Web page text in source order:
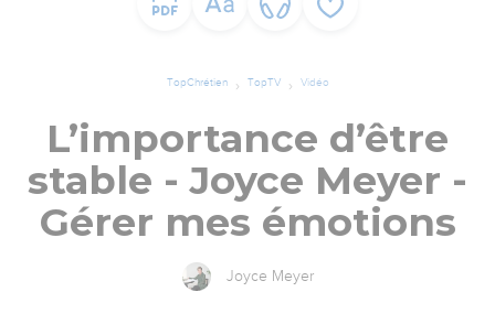
TopChrétien TopTV Vidéo
L’importance d’être
stable - Joyce Meyer -
Gérer mes émotions
Joyce Meyer